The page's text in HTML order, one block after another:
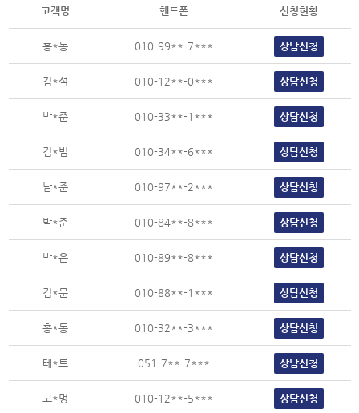
고객명 핸드폰 신청현황
홍*동 010-99**-7*** 상담신청
김*석 010-12**-0*** 상담신청
박*준 010-33**-1*** 상담신청
김*범 010-34**-6*** 상담신청
남*준 010-97**-2*** 상담신청
박*준 010-84**-8*** 상담신청
박*은 010-89**-8*** 상담신청
김*문 010-88**-1*** 상담신청
홍*동 010-32**-3*** 상담신청
테*트 051-7**-7*** 상담신청
고*명 010-12**-5*** 상담신청